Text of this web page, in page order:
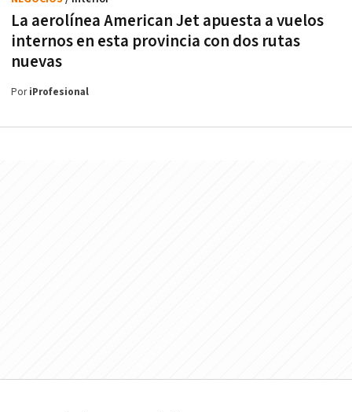
La aerolínea American Jet apuesta a vuelos
internos en esta provincia con dos rutas
nuevas
PoriProfesional